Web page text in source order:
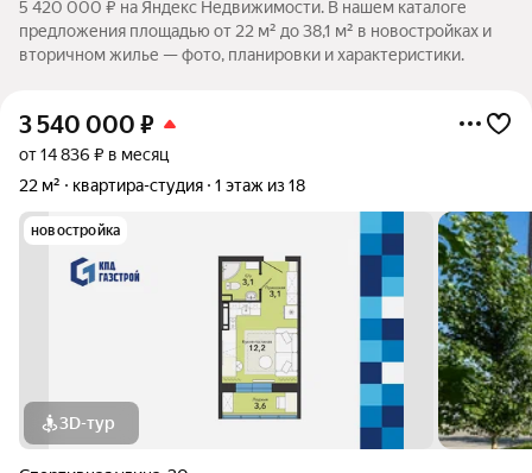
5 420 000 ₽ на Яндекс Недвижимости. В нашем каталоге
предложения площадью от 22 м² до 38,1 м² в новостройках и
вторичном жилье — фото, планировки и характеристики.
3 540 000 ₽
от 14 836 ₽ в месяц
22 м²
квартира-студия 1 этаж из 18
новостройка
3D-тур